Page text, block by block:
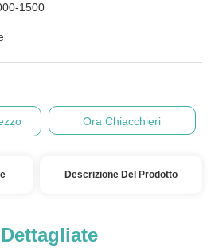
1500
Ora Chiacchieri
Descrizione Del Prodotto